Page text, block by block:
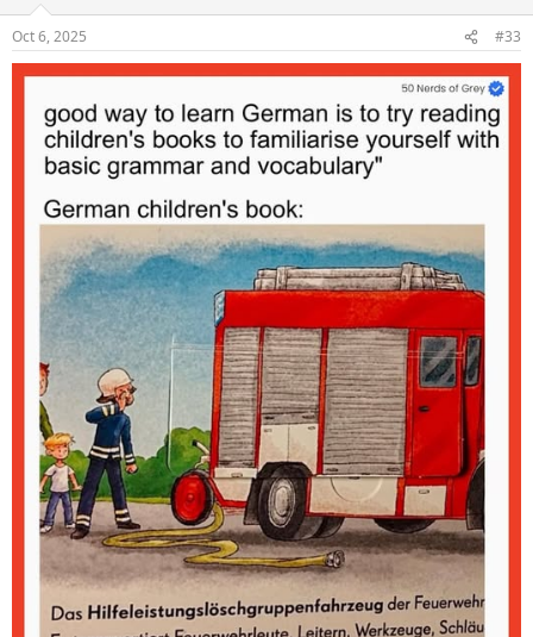
s
:
Oct 6, 2025 #33